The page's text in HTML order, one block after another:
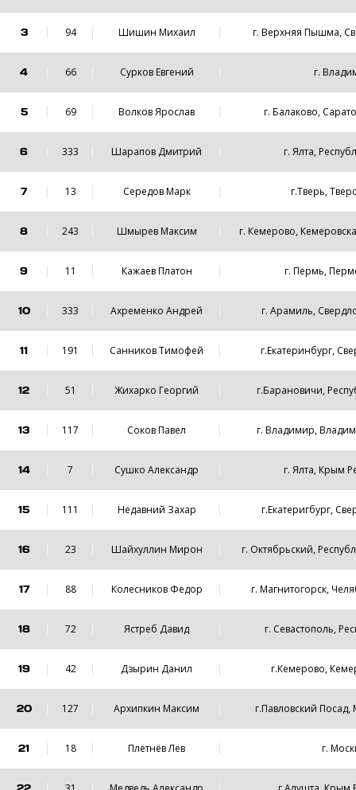
3 94 Шишин Михаил г. Верхняя Пышма,
4 66 Сурков Евгений г.
5 69 Волков Ярослав г. Балаково,
6 333 Шарапов Дмитрий г. Ялта,
7 13 Cередов Марк г.Тверь,
8 243 Шмырев Максим г. Кемерово,
9 11 Кажаев Платон г. Пермь,
10 333 Ахременко Андрей г. Арамиль,
11 191 Санников Тимофей г.Екатеринбург,
12 51 Жихарко Георгий г.Барановичи,
13 117 Соков Павел г. Владимир,
14 7 Сушко Александр г. Ялта, Крым
15 111 Недавний Захар г.Екатеригбург,
16 23 Шайхуллин Мирон г. Октябрьский,
17 88 Колесников Федор г. Магнитогорск,
18 72 Ястреб Давид г. Севастополь,
19 42 Дзырин Данил г.Кемерово,
20 127 Архипкин Максим г.Павловский Посад,
21 18 Плетнёв Лев г.